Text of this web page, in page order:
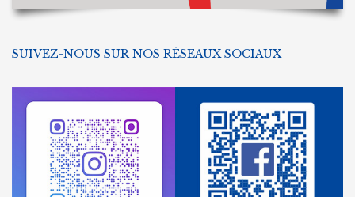
SUIVEZ-NOUS SUR NOS RÉSEAUX SOCIAUX